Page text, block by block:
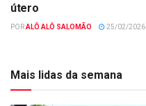
útero
PORALÔ ALÔ SALOMÃO 25/02/2026
Mais lidas da semana